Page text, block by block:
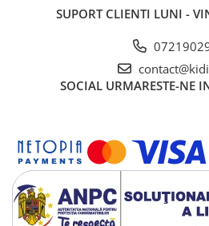
SUPORT CLIENTI LUNI -
SOCIAL URMARESTE-NE